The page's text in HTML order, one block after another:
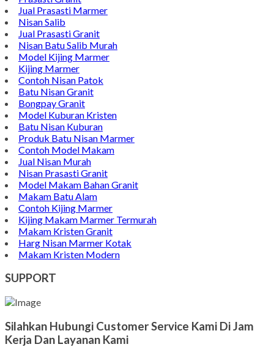
Jual Prasasti Marmer
Nisan Salib
Jual Prasasti Granit
Nisan Batu Salib Murah
Model Kijing Marmer
Kijing Marmer
Contoh Nisan Patok
Batu Nisan Granit
Bongpay Granit
Model Kuburan Kristen
Batu Nisan Kuburan
Produk Batu Nisan Marmer
Contoh Model Makam
Jual Nisan Murah
Nisan Prasasti Granit
Model Makam Bahan Granit
Makam Batu Alam
Contoh Kijing Marmer
Kijing Makam Marmer Termurah
Makam Kristen Granit
Harg Nisan Marmer Kotak
Makam Kristen Modern
SUPPORT
Silahkan Hubungi Customer Service Kami Di Jam
Kerja Dan Layanan Kami